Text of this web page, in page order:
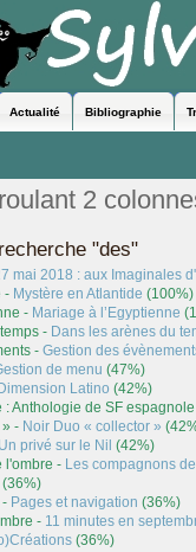
Actualité Bibliographie
2
"des"
mai 2018 : aux Imaginales
- Mystère en Atlantide (100%)
- Mariage à l’Egyptienne
- Dans les arènes du
- Gestion des
de menu (47%)
Dimension Latino (42%)
: Anthologie de SF
- Noir Duo « collector »
Un privé sur le Nil (42%)
l'ombre - Les compagnons
(36%)
- Pages et navigation (36%)
- 11 minutes en
(36%)